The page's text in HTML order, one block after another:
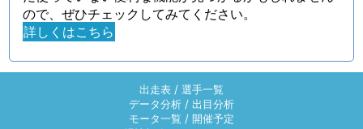
ので、ぜひチェックしてみてください。
詳しくはこちら
出走表 / 選手一覧
データ分析 / 出目分析
モータ一覧 / 開催予定